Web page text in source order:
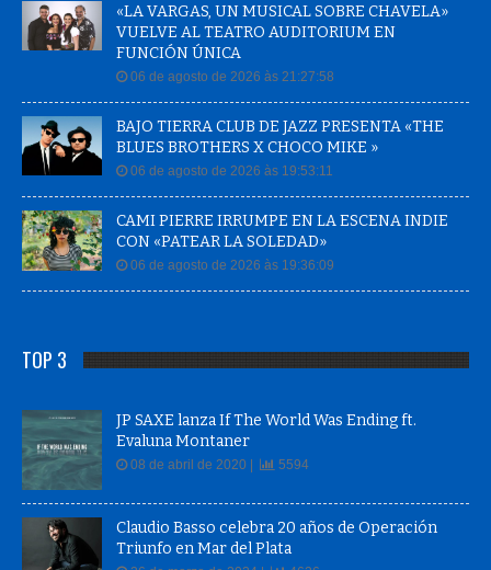
«LA VARGAS, UN MUSICAL SOBRE CHAVELA»
VUELVE AL TEATRO AUDITORIUM EN
FUNCIÓN ÚNICA
06 de agosto de 2026 às 21:27:58
BAJO TIERRA CLUB DE JAZZ PRESENTA «THE
BLUES BROTHERS X CHOCO MIKE »
06 de agosto de 2026 às 19:53:11
CAMI PIERRE IRRUMPE EN LA ESCENA INDIE
CON «PATEAR LA SOLEDAD»
06 de agosto de 2026 às 19:36:09
TOP 3
JP SAXE lanza If The World Was Ending ft.
Evaluna Montaner
08 de abril de 2020 | 5594
Claudio Basso celebra 20 años de Operación
Triunfo en Mar del Plata